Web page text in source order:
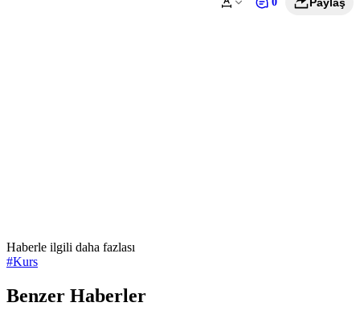
Paylaş
Haberle ilgili daha fazlası
#Kurs
Benzer Haberler